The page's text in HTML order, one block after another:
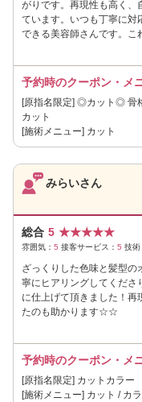
がりです。再現性も高く、
ています。いつも丁寧に対
できる美容師さんです。こ
予約時のクーポン・メ
[原指名限定] ◎カット◎
カット
[施術メニュー] カット
みらいさん
総合 5 ★★★★★
雰囲気： 5 接客サービス： 5 技術
ざっくりした色味と髪型
寧にヒアリングしてくださ
に仕上げて頂きました！
たのも助かります☆☆
予約時のクーポン・メ
[原指名限定] カットカラ
[施術メニュー] カット / カ